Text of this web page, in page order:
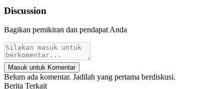
Discussion
Bagikan pemikiran dan pendapat Anda
Masuk untuk Komentar
Belum ada komentar. Jadilah yang pertama berdiskusi.
Berita Terkait